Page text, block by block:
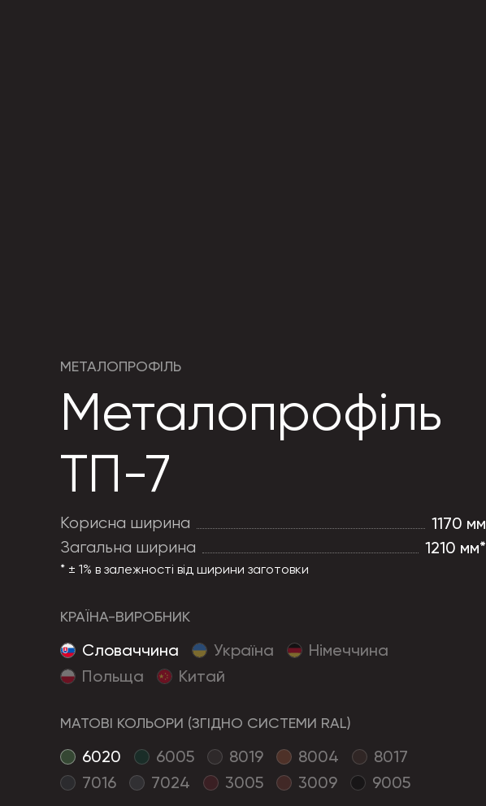
МЕТАЛОПРОФІЛЬ
Металопрофіль
ТП-7
Корисна ширина 1170 мм
Загальна ширина 1210 мм*
* ± 1% в залежності від ширини заготовки
КРАЇНА-ВИРОБНИК
Cловаччина Україна
Німеччина
Польща
Китай
МАТОВІ КОЛЬОРИ (ЗГІДНО СИСТЕМИ RAL)
6020 6005 8019 8004
8017
7016
7024 3005 3009 9005